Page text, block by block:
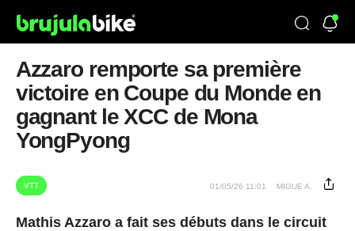
Azzaro remporte sa première
victoire en Coupe du Monde en
gagnant le XCC de Mona
YongPyong
VTT 01/05/26 11:01 MIGUE A.
Mathis Azzaro a fait ses débuts dans le circuit